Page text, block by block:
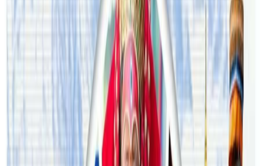
अस्ट्रेलियामा विवाह घट्यो, बढ्यो सम्बन्धविच्छेद
२०२६ जुलाई २९
थापाथलीबाट अष्ट्रेलियाका घरको डिजाइन
अष्ट्रेलियामा मन्त्रालयका कर्मचारीले भ्रष्टाचार गरेको